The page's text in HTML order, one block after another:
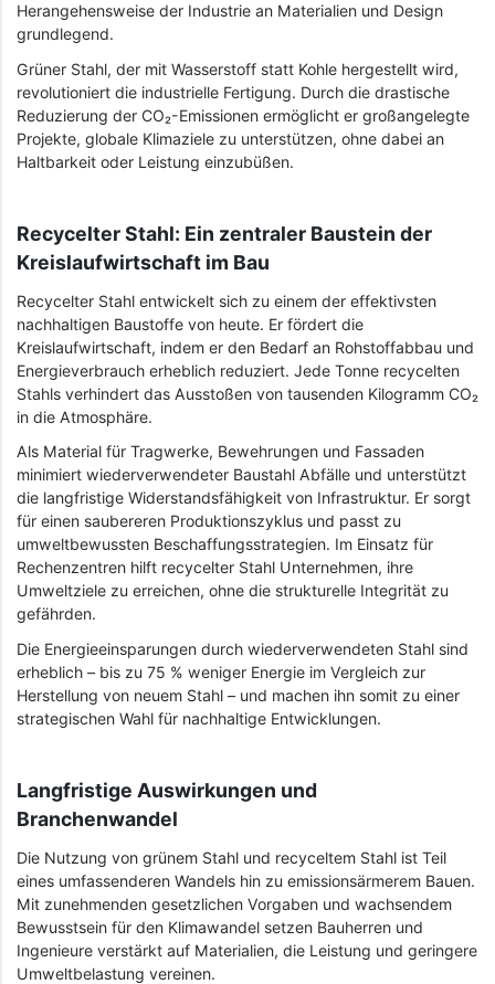
Herangehensweise der Industrie an Materialien und Design
grundlegend.
Grüner Stahl, der mit Wasserstoff statt Kohle hergestellt wird,
revolutioniert die industrielle Fertigung. Durch die drastische
Reduzierung der CO₂-Emissionen ermöglicht er großangelegte
Projekte, globale Klimaziele zu unterstützen, ohne dabei an
Haltbarkeit oder Leistung einzubüßen.
Recycelter Stahl: Ein zentraler Baustein der
Kreislaufwirtschaft im Bau
Recycelter Stahl entwickelt sich zu einem der effektivsten
nachhaltigen Baustoffe von heute. Er fördert die
Kreislaufwirtschaft, indem er den Bedarf an Rohstoffabbau und
Energieverbrauch erheblich reduziert. Jede Tonne recycelten
Stahls verhindert das Ausstoßen von tausenden Kilogramm CO₂
in die Atmosphäre.
Als Material für Tragwerke, Bewehrungen und Fassaden
minimiert wiederverwendeter Baustahl Abfälle und unterstützt
die langfristige Widerstandsfähigkeit von Infrastruktur. Er sorgt
für einen saubereren Produktionszyklus und passt zu
umweltbewussten Beschaffungsstrategien. Im Einsatz für
Rechenzentren hilft recycelter Stahl Unternehmen, ihre
Umweltziele zu erreichen, ohne die strukturelle Integrität zu
gefährden.
Die Energieeinsparungen durch wiederverwendeten Stahl sind
erheblich – bis zu 75 % weniger Energie im Vergleich zur
Herstellung von neuem Stahl – und machen ihn somit zu einer
strategischen Wahl für nachhaltige Entwicklungen.
Langfristige Auswirkungen und
Branchenwandel
Die Nutzung von grünem Stahl und recyceltem Stahl ist Teil
eines umfassenderen Wandels hin zu emissionsärmerem Bauen.
Mit zunehmenden gesetzlichen Vorgaben und wachsendem
Bewusstsein für den Klimawandel setzen Bauherren und
Ingenieure verstärkt auf Materialien, die Leistung und geringere
Umweltbelastung vereinen.